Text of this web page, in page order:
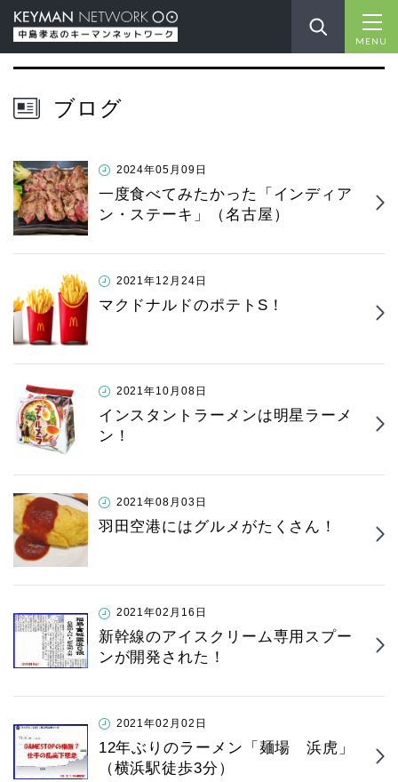
MENU
ブログ
2024年05月09日
一度食べてみたかった「インディア
ン・ステーキ」（名古屋）
2021年12月24日
マクドナルドのポテトS！
2021年10月08日
インスタントラーメンは明星ラーメ
ン！
2021年08月03日
羽田空港にはグルメがたくさん！
2021年02月16日
新幹線のアイスクリーム専用スプー
ンが開発された！
2021年02月02日
12年ぶりのラーメン「麺場 浜虎」
（横浜駅徒歩3分）